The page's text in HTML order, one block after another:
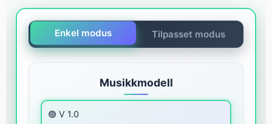
Enkel modus Tilpasset modus
Musikkmodell
🟣 V 1.0